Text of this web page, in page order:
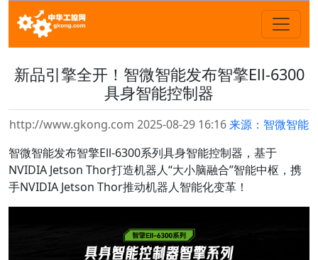
新品引擎全开！智微智能发布智擎Ell-6300
具身智能控制器
http://www.gkong.com 2025-08-29 16:16来源：智微智能
智微智能发布智擎Ell-6300系列具身智能控制器，基于
NVIDIA Jetson Thor打造机器人“大小脑融合”智能中枢，携
手NVIDIA Jetson Thor推动机器人智能化变革！